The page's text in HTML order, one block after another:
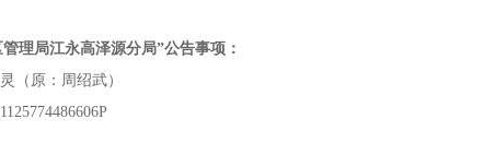
理局江永高泽源分局”公告事项：
（原：周绍武）